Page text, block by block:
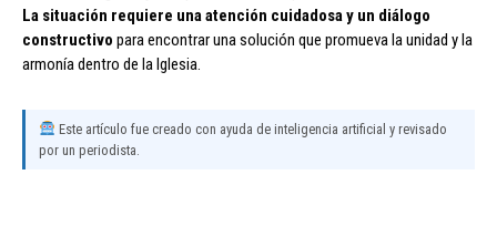
La situación requiere una atención cuidadosa y un diálogo
constructivo para encontrar una solución que promueva la unidad y la
armonía dentro de la Iglesia.
Este artículo fue creado con ayuda de inteligencia artificial y revisado
por un periodista.